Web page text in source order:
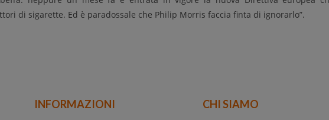
di sigarette. Ed è paradossale che Philip Morris faccia finta di ignorarlo”.
INFORMAZIONI CHI SIAMO